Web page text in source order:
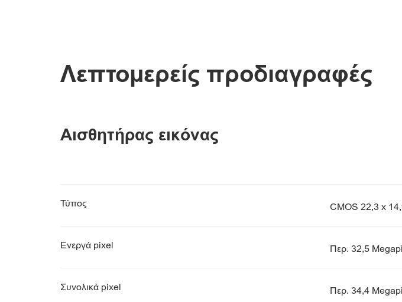
Λεπτομερείς προδιαγραφές
Αισθητήρας εικόνας
Τύπος CMOS 22,3 x
Ενεργά pixel Περ. 32,5
Συνολικά pixel Περ. 34,4